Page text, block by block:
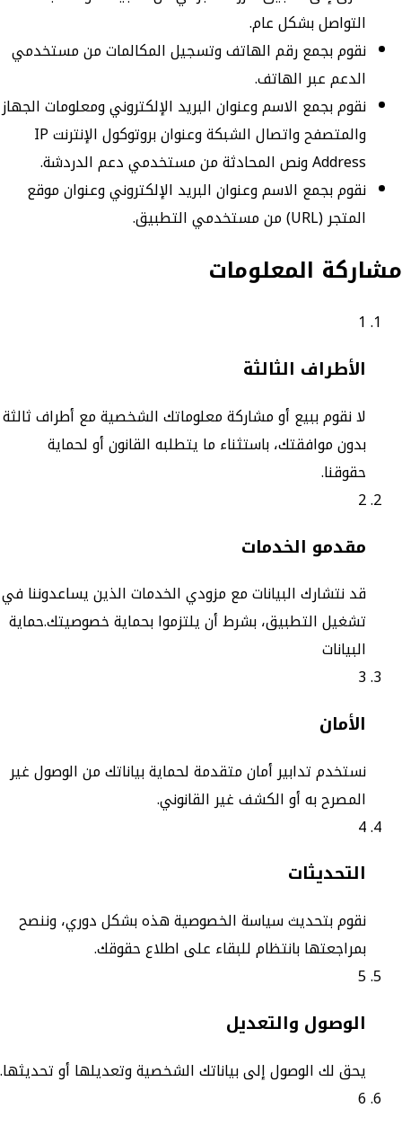
التواصل بشكل عام.
نقوم بجمع رقم الهاتف وتسجيل المكالمات من مستخدمي
الدعم عبر الهاتف.
نقوم بجمع الاسم وعنوان البريد الإلكتروني ومعلومات الجهاز
والمتصفح واتصال الشبكة وعنوان بروتوكول الإنترنت IP
Address ونص المحادثة من مستخدمي دعم الدردشة.
نقوم بجمع الاسم وعنوان البريد الإلكتروني وعنوان موقع
المتجر (URL) من مستخدمي التطبيق.
مشاركة المعلومات
1
الأطراف الثالثة
لا نقوم ببيع أو مشاركة معلوماتك الشخصية مع أطراف ثالثة
بدون موافقتك، باستثناء ما يتطلبه القانون أو لحماية
حقوقنا.
2
مقدمو الخدمات
قد نتشارك البيانات مع مزودي الخدمات الذين يساعدوننا في
تشغيل التطبيق، بشرط أن يلتزموا بحماية خصوصيتك.حماية
البيانات
3
الأمان
نستخدم تدابير أمان متقدمة لحماية بياناتك من الوصول غير
المصرح به أو الكشف غير القانوني.
4
التحديثات
نقوم بتحديث سياسة الخصوصية هذه بشكل دوري، وننصح
بمراجعتها بانتظام للبقاء على اطلاع حقوقك.
5
الوصول والتعديل
يحق لك الوصول إلى بياناتك الشخصية وتعديلها أو تحديثها.
6